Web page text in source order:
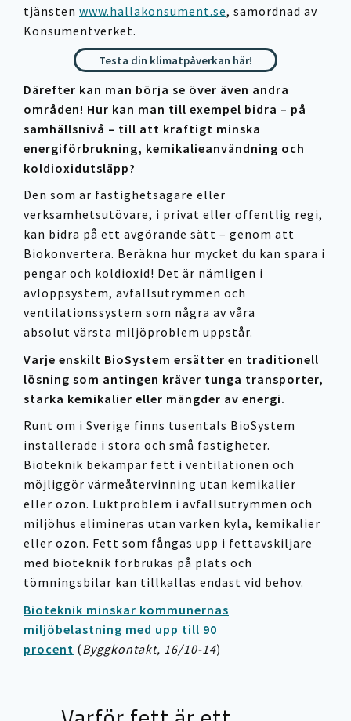
tjänsten www.hallakonsument.se, samordnad av
Konsumentverket.
Testa din klimatpåverkan här!
Därefter kan man börja se över även andra
områden! Hur kan man till exempel bidra – på
samhällsnivå – till att kraftigt minska
energiförbrukning, kemikalieanvändning och
koldioxidutsläpp?
Den som är fastighetsägare eller
verksamhetsutövare, i privat eller offentlig regi,
kan bidra på ett avgörande sätt – genom att
Biokonvertera. Beräkna hur mycket du kan spara i
pengar och koldioxid! Det är nämligen i
avloppsystem, avfallsutrymmen och
ventilationssystem som några av våra
absolut värsta miljöproblem uppstår.
Varje enskilt BioSystem ersätter en traditionell
lösning som antingen kräver tunga transporter,
starka kemikalier eller mängder av energi.
Runt om i Sverige finns tusentals BioSystem
installerade i stora och små fastigheter.
Bioteknik bekämpar fett i ventilationen och
möjliggör värmeåtervinning utan kemikalier
eller ozon. Luktproblem i avfallsutrymmen och
miljöhus elimineras utan varken kyla, kemikalier
eller ozon. Fett som fångas upp i fettavskiljare
med bioteknik förbrukas på plats och
tömningsbilar kan tillkallas endast vid behov.
Bioteknik minskar kommunernas
miljöbelastning med upp till 90
procent (Byggkontakt, 16/10-14)